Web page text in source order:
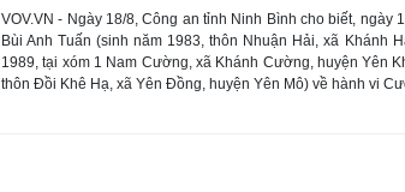
VOV.VN - Ngày 18/8, Công an tỉnh Ninh Bình cho biết,
Bùi Anh Tuấn (sinh năm 1983, thôn Nhuận Hải, xã Khánh
1989, tại xóm 1 Nam Cường, xã Khánh Cường, huyện Yên
thôn Đồi Khê Hạ, xã Yên Đồng, huyện Yên Mô) về hành vi